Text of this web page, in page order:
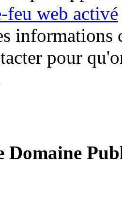
feu web activé
informations
pour
Domaine